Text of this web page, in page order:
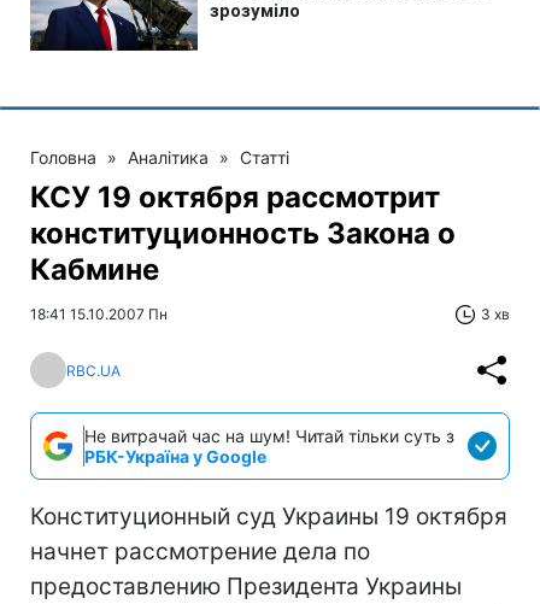
Головна » Аналітика » Статті
КСУ 19 октября рассмотрит
конституционность Закона о
Кабмине
18:41 15.10.2007 Пн 3 хв
RBC.UA
Не витрачай час на шум! Читай тільки суть з
РБК-Україна у Google
Конституционный суд Украины 19 октября
начнет рассмотрение дела по
предоставлению Президента Украины